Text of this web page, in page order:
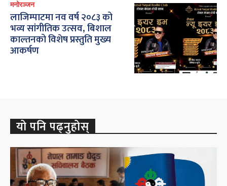
मनोरञ्जन
लाजिम्पाटमा नव वर्ष २०८३ को
भव्य सांगीतिक उत्सव, बिशाल
काल्तनको विशेष प्रस्तुति मुख्य
आकर्षण
यो पनि पढ्नुहोस्